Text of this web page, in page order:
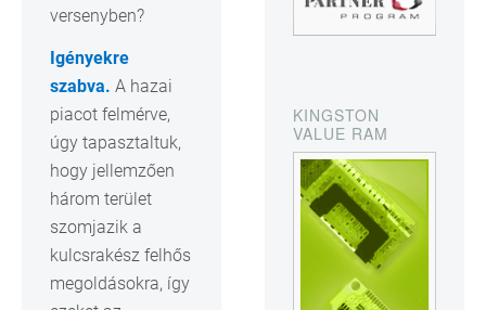
versenyben?
Igényekre
szabva. A hazai
piacot felmérve,
úgy tapasztaltuk,
hogy jellemzően
három terület
szomjazik a
kulcsrakész felhős
megoldásokra, így
KINGSTON
VALUE RAM